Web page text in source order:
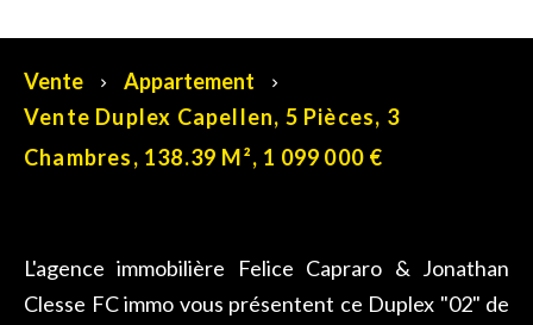
Vente
Appartement
Vente Duplex Capellen, 5 Pièces, 3
Chambres, 138.39 M², 1 099 000 €
L'agence immobilière Felice Capraro & Jonathan
Clesse FC immo vous présentent ce Duplex "02" de